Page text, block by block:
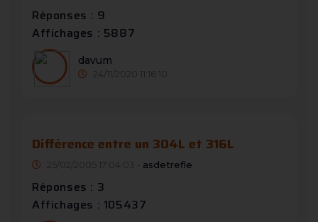
Réponses : 9
Affichages : 5887
davum
24/11/2020 11:16:10
Différence entre un 304L et 316L
25/02/2005 17:04:03 - asdetrefle
Réponses : 3
Affichages : 105437